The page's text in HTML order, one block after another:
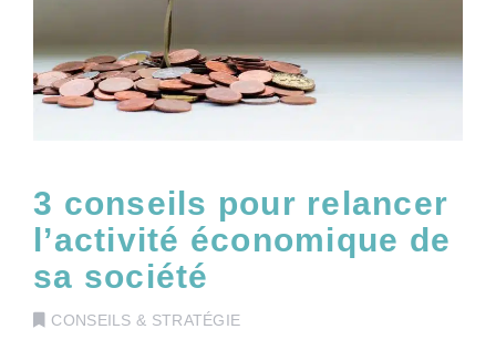
3 conseils pour relancer
l’activité économique de
sa société
CONSEILS & STRATÉGIE